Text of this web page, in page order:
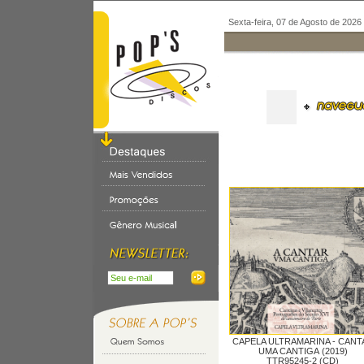
Sexta-feira, 07 de Agosto de 2026
CAPELA ULTRAMARINA -
UMA CANTIGA (2019)
TTR95245-2 (CD)